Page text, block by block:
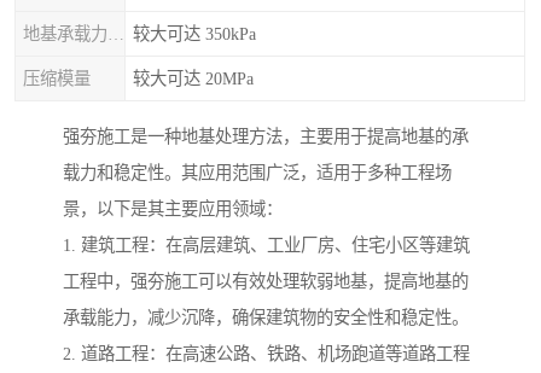
较大可达 350kPa
压缩模量 较大可达 20MPa
强夯施工是一种地基处理方法，主要用于提高地基的承
载力和稳定性。其应用范围广泛，适用于多种工程场
景，以下是其主要应用领域：
1. 建筑工程：在高层建筑、工业厂房、住宅小区等建筑
工程中，强夯施工可以有效处理软弱地基，提高地基的
承载能力，减少沉降，确保建筑物的安全性和稳定性。
2. 道路工程：在高速公路、铁路、机场跑道等道路工程